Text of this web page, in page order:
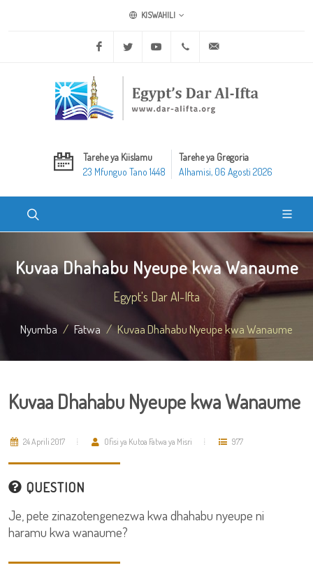
KISWAHILI
Facebook Twitter Youtube +20 2 25970400
Tarehe ya Kiislamu
23 Mfunguo Tano 1448
Tarehe ya Gregoria
Alhamisi, 06 Agosti 2026
Kuvaa Dhahabu Nyeupe kwa Wanaume
Egypt's Dar Al-Ifta
Nyumba Fatwa Kuvaa Dhahabu Nyeupe kwa Wanaume
Kuvaa Dhahabu Nyeupe kwa Wanaume
24 Aprili 2017 Ofisi ya Kutoa Fatwa ya Misri 977
QUESTION
Je, pete zinazotengenezwa kwa dhahabu nyeupe ni
haramu kwa wanaume?